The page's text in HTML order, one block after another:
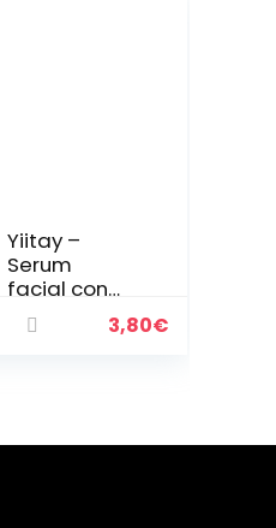
Yiitay –
Serum
facial con
vitamina C,
con suero
3,80€